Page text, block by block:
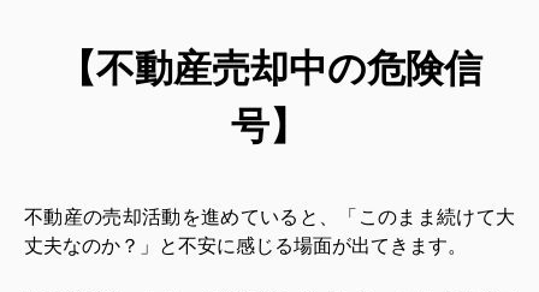
【不動産売却中の危険信
号】
不動産の売却活動を進めていると、「このまま続けて大
丈夫なのか？」と不安に感じる場面が出てきます。